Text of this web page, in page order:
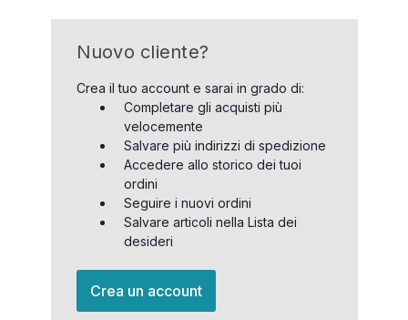
Nuovo cliente?
Crea il tuo account e sarai in grado di:
Completare gli acquisti più
velocemente
Salvare più indirizzi di spedizione
Accedere allo storico dei tuoi
ordini
Seguire i nuovi ordini
Salvare articoli nella Lista dei
desideri
Crea un account